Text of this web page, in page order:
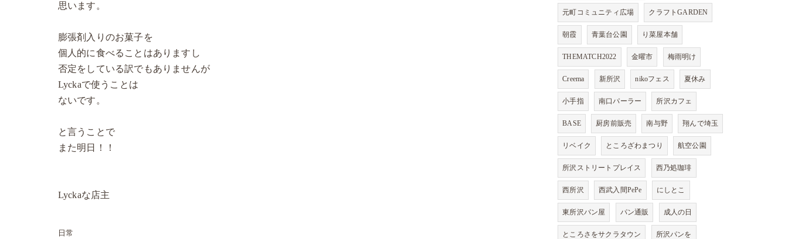
思います。
膨張剤入りのお菓子を
個人的に食べることはありますし
否定をしている訳でもありませんが
Lyckaで使うことは
ないです。
と言うことで
また明日！！
Lyckaな店主
日常
元町コミュニティ広場 クラフトGARDEN
朝霞 青葉台公園 り菜屋本舗
THEMATCH2022 金曜市 梅雨明け
Creema 新所沢 nikoフェス 夏休み
小手指 南口パーラー 所沢カフェ
BASE 厨房前販売 南与野 翔んで埼玉
リベイク ところざわまつり 航空公園
所沢ストリートプレイス 西乃処珈琲
西所沢 西武入間PePe にしとこ
東所沢パン屋 パン通販 成人の日
ところさをサクラタウン 所沢パンを